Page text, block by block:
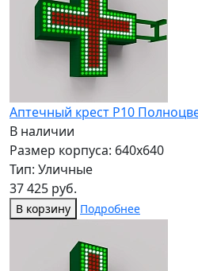
Аптечный крест P10
В наличии
Размер корпуса: 640x640
Тип: Уличные
37 425 руб.
В корзину Подробнее